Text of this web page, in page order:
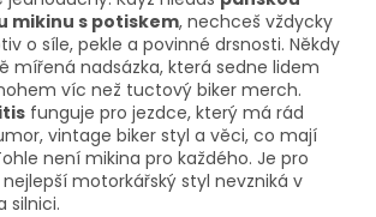
mikinu s potiskem, nechceš vždycky
o síle, pekle a povinné drsnosti. Někdy
mířená nadsázka, která sedne lidem
víc než tuctový biker merch.
funguje pro jezdce, který má rád
vintage biker styl a věci, co mají
není mikina pro každého. Je pro
motorkářský styl nevzniká v
silnici.